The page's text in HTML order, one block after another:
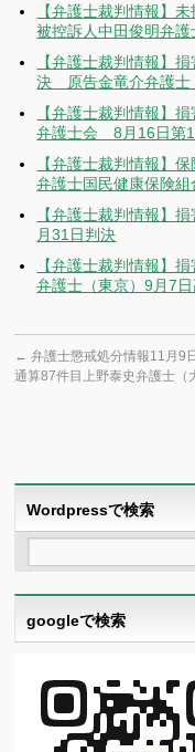
【弁護士裁判情報】
被控訴人中田俊明弁護
【弁護士裁判情報】
決 原告金竜介弁護士
【弁護士裁判情報】
弁護士会 8月16日第1
【弁護士裁判情報】
弁護士国民健康保険
【弁護士裁判情報】
月31日判決
【弁護士裁判情報】
弁護士（東京）9月7
← 弁護士懲戒処分情報11月9
通算87件目上野泰史弁護士（
Wordpressで検索
googleで検索